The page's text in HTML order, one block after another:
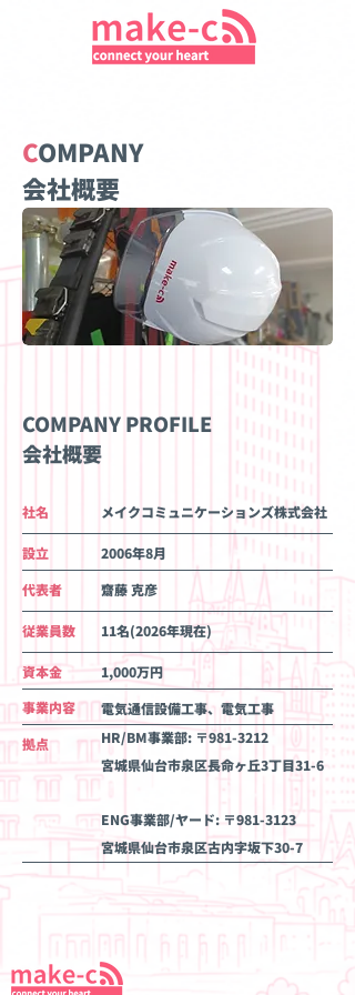
COMPANY
​会社概要
COMPANY PROFILE
会社概要
​社名 メイクコミュニケーションズ株式会社
​設立
2006年8月
齋藤 克彦
代表者
11名(2026年現在)
従業員数
資本金 1,000万円
HR/BM事業部: 〒981-3212
宮城県仙台市泉区長命ヶ丘3丁目31-6
ENG事業部/ヤード: 〒981-3123
宮城県仙台市泉区古内字坂下30-7
​電気通信設備工事、電気工事
​拠点
事業内容